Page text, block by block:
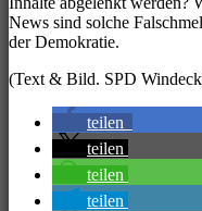
News sind solche
der Demokratie.
(Text & Bild. SPD
teilen
teilen
teilen
teilen